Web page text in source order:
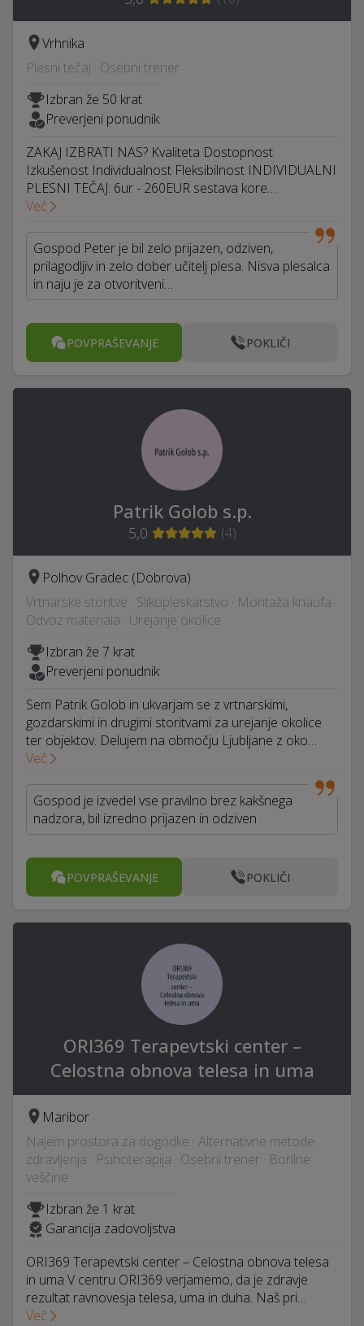
Vrhnika
Plesni tečaj · Osebni trener
Izbran že 50 krat
Preverjeni ponudnik
ZAKAJ IZBRATI NAS? Kvaliteta Dostopnost
Izkušenost Individualnost Fleksibilnost INDIVIDUALNI
PLESNI TEČAJ: 6ur - 260EUR sestava kore…
Več
Gospod Peter je bil zelo prijazen, odziven,
prilagodljiv in zelo dober učitelj plesa. Nisva plesalca
in naju je za otvoritveni…
POVPRAŠEVANJE POKLIČI
Patrik Golob s.p.
5,0 (4)
Polhov Gradec (Dobrova)
Vrtnarske storitve · Slikopleskarstvo · Montaža knaufa ·
Odvoz materiala · Urejanje okolice
Izbran že 7 krat
Preverjeni ponudnik
Sem Patrik Golob in ukvarjam se z vrtnarskimi,
gozdarskimi in drugimi storitvami za urejanje okolice
ter objektov. Delujem na območju Ljubljane z oko…
Več
Gospod je izvedel vse pravilno brez kakšnega
nadzora, bil izredno prijazen in odziven
POVPRAŠEVANJE POKLIČI
ORI369 Terapevtski center –
Celostna obnova telesa in uma
Maribor
Najem prostora za dogodke · Alternativne metode
zdravljenja · Psihoterapija · Osebni trener · Borilne
veščine
Izbran že 1 krat
Garancija zadovoljstva
ORI369 Terapevtski center – Celostna obnova telesa
in uma V centru ORI369 verjamemo, da je zdravje
rezultat ravnovesja telesa, uma in duha. Naš pri…
Več